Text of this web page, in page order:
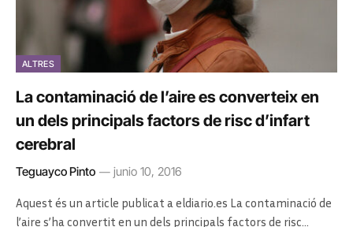
ALTRES
La contaminació de l’aire es converteix en
un dels principals factors de risc d’infart
cerebral
Teguayco Pinto junio 10, 2016
Aquest és un article publicat a eldiario.es La contaminació de
l’aire s’ha convertit en un dels principals factors de risc…